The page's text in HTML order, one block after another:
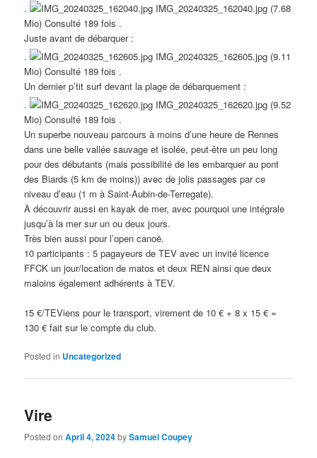
.
IMG_20240325_162040.jpg (7.68
Mio) Consulté 189 fois .
Juste avant de débarquer :
.
IMG_20240325_162605.jpg (9.11
Mio) Consulté 189 fois .
Un dernier p’tit surf devant la plage de débarquement :
.
IMG_20240325_162620.jpg (9.52
Mio) Consulté 189 fois .
Un superbe nouveau parcours à moins d’une heure de Rennes
dans une belle vallée sauvage et isolée, peut-être un peu long
pour des débutants (mais possibilité de les embarquer au pont
des Biards (5 km de moins)) avec de jolis passages par ce
niveau d’eau (1 m à Saint-Aubin-de-Terregate).
À découvrir aussi en kayak de mer, avec pourquoi une intégrale
jusqu’à la mer sur un ou deux jours.
Très bien aussi pour l’open canoë.
10 participants : 5 pagayeurs de TEV avec un invité licence
FFCK un jour/location de matos et deux REN ainsi que deux
maloins également adhérents à TEV.
15 €/TEViens pour le transport, virement de 10 € + 8 x 15 € =
130 € fait sur le compte du club.
Posted in Uncategorized
Vire
Posted onApril 4, 2024bySamuel Coupey